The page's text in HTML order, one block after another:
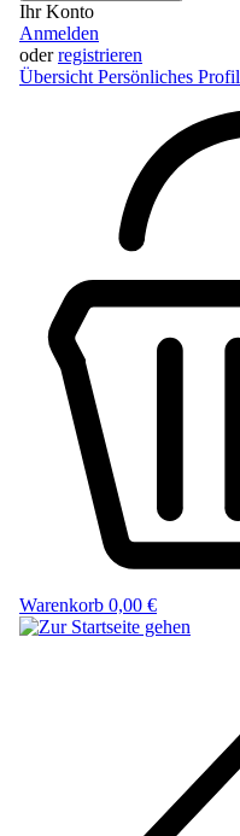
Ihr Konto
Anmelden
oderregistrieren
Übersicht Persönliches Profil
Warenkorb 0,00 €